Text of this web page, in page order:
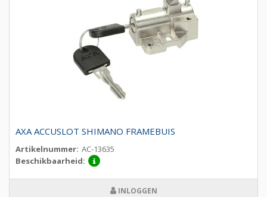
AXA ACCUSLOT SHIMANO FRAMEBUIS
Artikelnummer: AC-13635
Beschikbaarheid:
INLOGGEN